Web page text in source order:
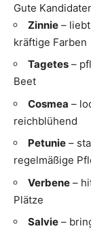
Gute
Zinnie –
kräftige Farben
Tagetes –
Beet
Cosmea –
reichblühend
Petunie –
regelmäßige
Verbene –
Plätze
Salvie –